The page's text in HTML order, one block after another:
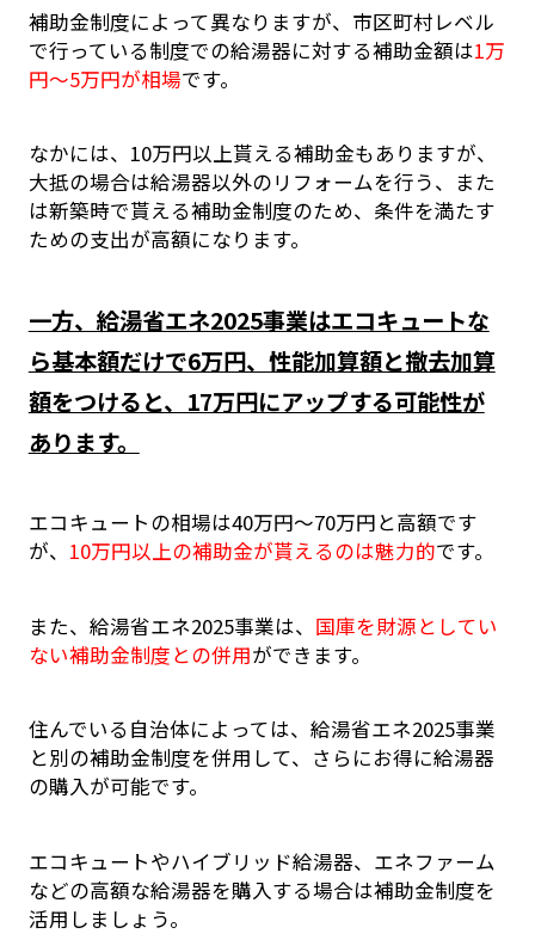
補助金制度によって異なりますが、市区町村レベル
で行っている制度での給湯器に対する補助金額は1万
円～5万円が相場です。
なかには、10万円以上貰える補助金もありますが、
大抵の場合は給湯器以外のリフォームを行う、また
は新築時で貰える補助金制度のため、条件を満たす
ための支出が高額になります。
一方、給湯省エネ2025事業はエコキュートな
ら基本額だけで6万円、性能加算額と撤去加算
額をつけると、17万円にアップする可能性が
あります。
エコキュートの相場は40万円～70万円と高額です
が、 10万円以上の補助金が貰えるのは魅力的です。
また、給湯省エネ2025事業は、 国庫を財源としてい
ない補助金制度との併用ができます。
住んでいる自治体によっては、給湯省エネ2025事業
と別の補助金制度を併用して、さらにお得に給湯器
の購入が可能です。
エコキュートやハイブリッド給湯器、エネファーム
などの高額な給湯器を購入する場合は補助金制度を
活用しましょう。